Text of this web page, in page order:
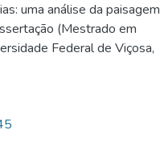
uma análise da paisagem
(Mestrado em
Federal de Viçosa,